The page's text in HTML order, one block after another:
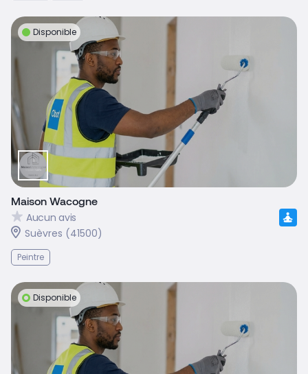
Disponible
Maison Wacogne
Aucun avis
Suèvres (41500)
Peintre
Disponible